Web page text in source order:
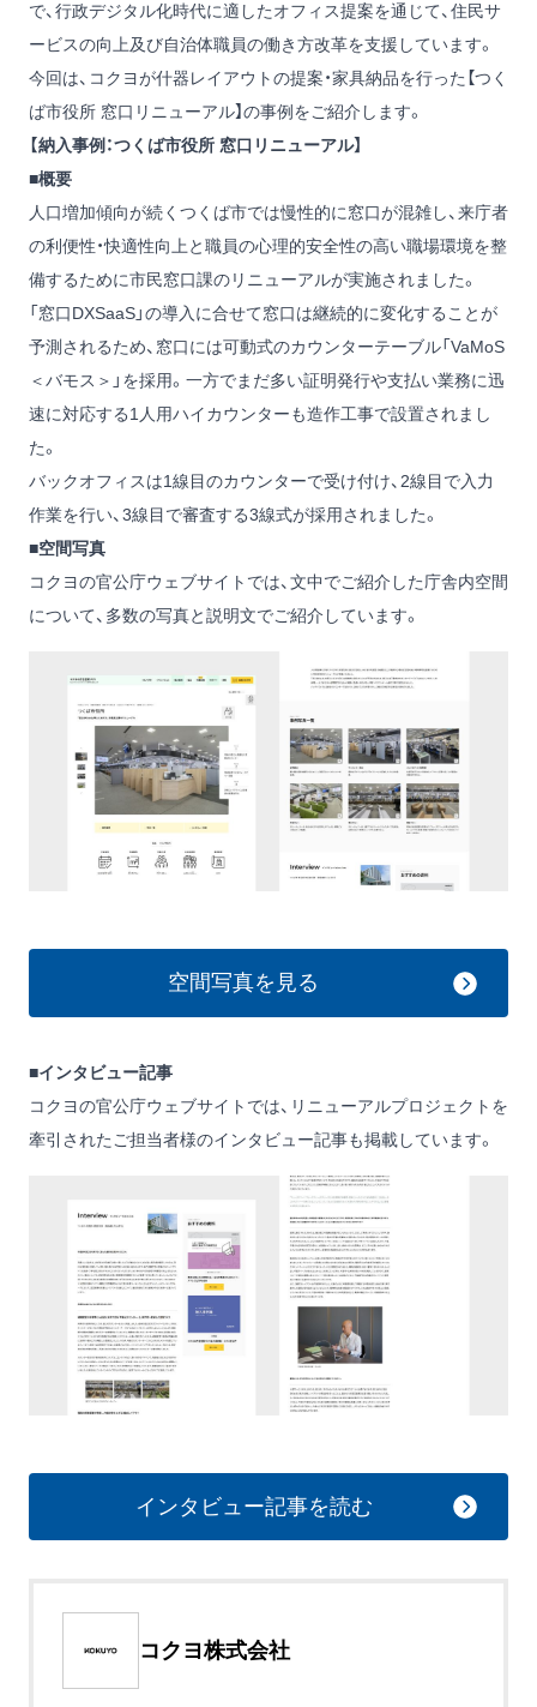
で、行政デジタル化時代に適したオフィス提案を通じて、住民サ
ービスの向上及び自治体職員の働き方改革を支援しています。
今回は、コクヨが什器レイアウトの提案・家具納品を行った【つく
ば市役所 窓口リニューアル】の事例をご紹介します。
【納入事例：つくば市役所 窓口リニューアル】
■概要
人口増加傾向が続くつくば市では慢性的に窓口が混雑し、来庁者
の利便性・快適性向上と職員の心理的安全性の高い職場環境を整
備するために市民窓口課のリニューアルが実施されました。
「窓口DXSaaS」の導入に合せて窓口は継続的に変化することが
予測されるため、窓口には可動式のカウンターテーブル「VaMoS
＜バモス＞」を採用。一方でまだ多い証明発行や支払い業務に迅
速に対応する1人用ハイカウンターも造作工事で設置されまし
た。
バックオフィスは1線目のカウンターで受け付け、2線目で入力
作業を行い、3線目で審査する3線式が採用されました。
■空間写真
コクヨの官公庁ウェブサイトでは、文中でご紹介した庁舎内空間
について、多数の写真と説明文でご紹介しています。
空間写真を見る
■インタビュー記事
コクヨの官公庁ウェブサイトでは、リニューアルプロジェクトを
牽引されたご担当者様のインタビュー記事も掲載しています。
インタビュー記事を読む
コクヨ株式会社